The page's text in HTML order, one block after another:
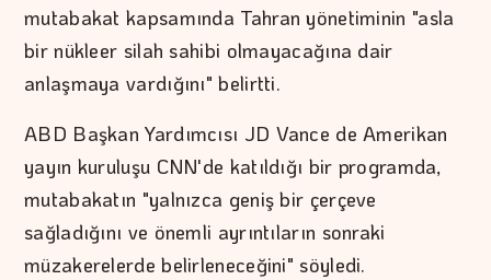
mutabakat kapsamında Tahran yönetiminin "asla
bir nükleer silah sahibi olmayacağına dair
anlaşmaya vardığını" belirtti.
ABD Başkan Yardımcısı JD Vance de Amerikan
yayın kuruluşu CNN'de katıldığı bir programda,
mutabakatın "yalnızca geniş bir çerçeve
sağladığını ve önemli ayrıntıların sonraki
müzakerelerde belirleneceğini" söyledi.